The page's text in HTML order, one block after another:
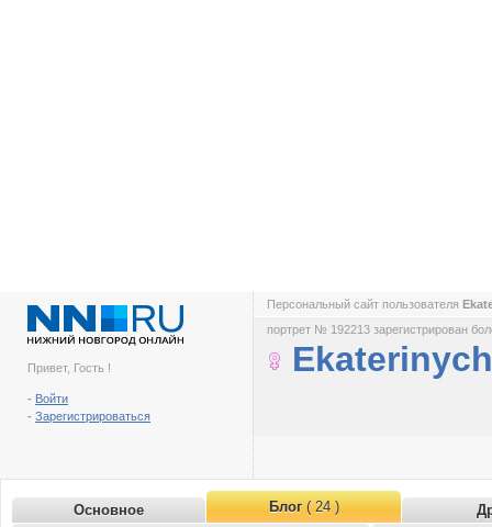
Привет, Гость !
- Войти
- Зарегистрироваться
Персональный сайт пользователя
портрет № 192213 зарегистрирован
Основное Блог( 24 )